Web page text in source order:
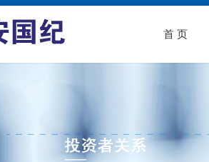
首 页